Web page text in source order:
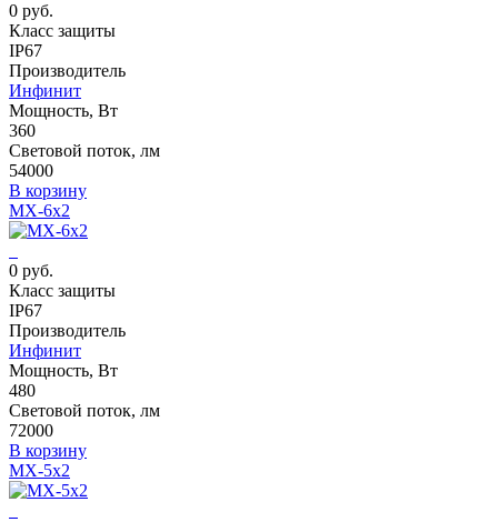
0 руб.
Класс защиты
IP67
Производитель
Инфинит
Мощность, Вт
360
Световой поток, лм
54000
В корзину
MX-6x2
0 руб.
Класс защиты
IP67
Производитель
Инфинит
Мощность, Вт
480
Световой поток, лм
72000
В корзину
MX-5x2